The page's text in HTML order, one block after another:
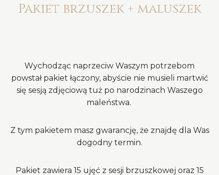
Pakiet brzuszek + maluszek
Wychodząc naprzeciw Waszym potrzebom
powstał pakiet łączony, abyście nie musieli martwić
się sesją zdjęciową tuż po narodzinach Waszego
maleństwa.
Z tym pakietem masz gwarancję, że znajdę dla Was
dogodny termin.
Pakiet zawiera 15 ujęć z sesji brzuszkowej oraz 15